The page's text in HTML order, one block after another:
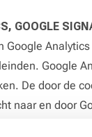
GOOGLE
Google
Google
De door de
naar en door